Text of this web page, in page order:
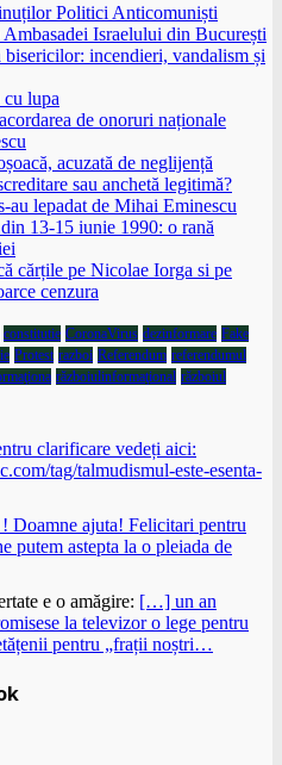
Politici Anticomuniști
Israelului din București
bisericilor: incendieri, vandalism și
lupa
de onoruri naționale
acuzată de neglijență
sau anchetă legitimă?
lepadat de Mihai Eminescu
13-15 iunie 1990: o rană
cărțile pe Nicolae Iorga si pe
cenzura
constitutie CoronaVirus dezinformare Fake
Protest razboi Referendum referendumul
războiulinformaţional războiul
clarificare vedeți aici:
tag/talmudismul-este-esenta-
Doamne ajuta! Felicitari pentru
putem astepta la o pleiada de
e o amăgire: […] un an
la televizor o lege pentru
pentru „frații noștri…